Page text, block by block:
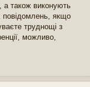
а також виконують
повідомлень, якщо
труднощі з
можливо,